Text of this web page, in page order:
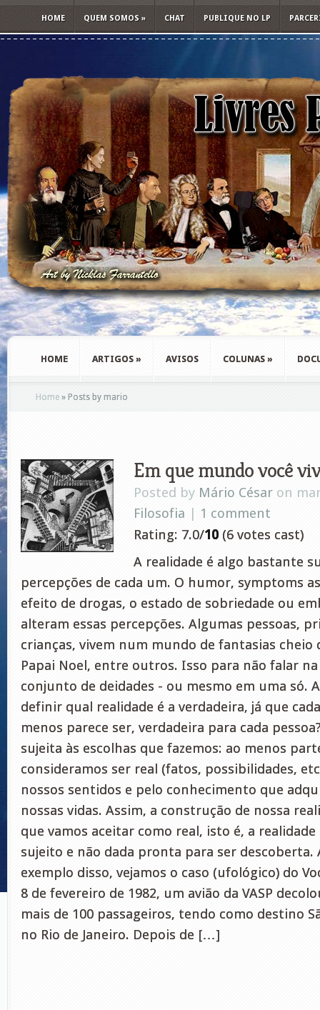
HOME QUEM SOMOS » CHAT PUBLIQUE NO LP
HOME ARTIGOS » AVISOS COLUNAS »
Home » Posts by mario
Em que mundo você
Posted by Mário César on
Filosofia | 1 comment
Rating: 7.0/10 (6 votes cast)
A realidade é algo bastante
percepções de cada um. O humor, symptoms
efeito de drogas, o estado de sobriedade ou
alteram essas percepções. Algumas pessoas,
crianças, vivem num mundo de fantasias cheio
Papai Noel, entre outros. Isso para não falar
conjunto de deidades - ou mesmo em uma só.
definir qual realidade é a verdadeira, já que
menos parece ser, verdadeira para cada
sujeita às escolhas que fazemos: ao menos
consideramos ser real (fatos, possibilidades,
nossos sentidos e pelo conhecimento que
nossas vidas. Assim, a construção de nossa
que vamos aceitar como real, isto é, a
sujeito e não dada pronta para ser descoberta.
exemplo disso, vejamos o caso (ufológico) do
8 de fevereiro de 1982, um avião da VASP
mais de 100 passageiros, tendo como destino
no Rio de Janeiro. Depois de […]